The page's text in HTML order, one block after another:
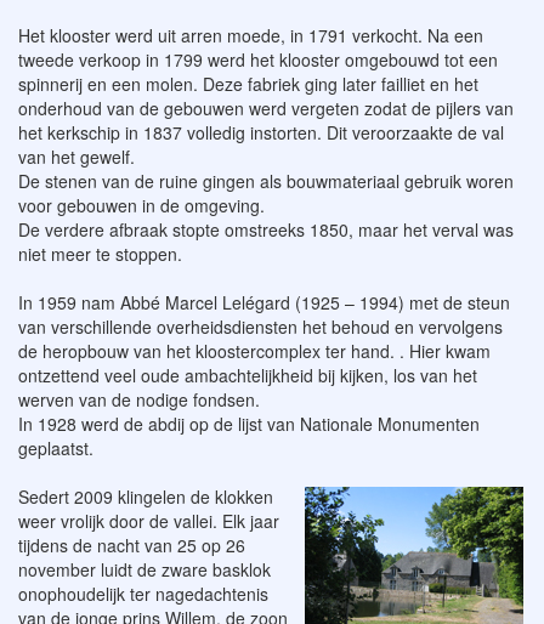
Het klooster werd uit arren moede, in 1791 verkocht. Na een
tweede verkoop in 1799 werd het klooster omgebouwd tot een
spinnerij en een molen. Deze fabriek ging later failliet en het
onderhoud van de gebouwen werd vergeten zodat de pijlers van
het kerkschip in 1837 volledig instorten. Dit veroorzaakte de val
van het gewelf.
De stenen van de ruine gingen als bouwmateriaal gebruik woren
voor gebouwen in de omgeving.
De verdere afbraak stopte omstreeks 1850, maar het verval was
niet meer te stoppen.
In 1959 nam Abbé Marcel Lelégard (1925 – 1994) met de steun
van verschillende overheidsdiensten het behoud en vervolgens
de heropbouw van het kloostercomplex ter hand. . Hier kwam
ontzettend veel oude ambachtelijkheid bij kijken, los van het
werven van de nodige fondsen.
In 1928 werd de abdij op de lijst van Nationale Monumenten
geplaatst.
Sedert 2009 klingelen de klokken
weer vrolijk door de vallei. Elk jaar
tijdens de nacht van 25 op 26
november luidt de zware basklok
onophoudelijk ter nagedachtenis
van de jonge prins Willem, de zoon